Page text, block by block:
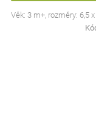
Věk: 3 m+, rozměry: 6,5